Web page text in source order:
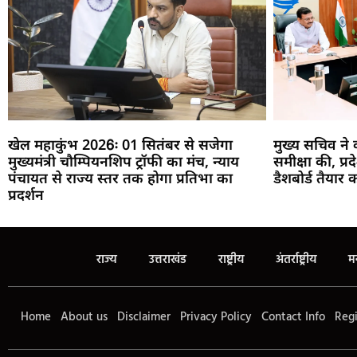
खेल महाकुंभ 2026ः 01 सितंबर से सजेगा
मुख्यमंत्री चौम्पियनशिप ट्रॉफी का मंच, न्याय
पंचायत से राज्य स्तर तक होगा प्रतिभा का
प्रदर्शन
मुख्य सचिव ने
समीक्षा की,
डैशबोर्ड तैयार
राज्य उत्तराखंड राष्ट्रीय अंतर्राष्ट्रीय
Home About us Disclaimer Privacy Policy Contact Info